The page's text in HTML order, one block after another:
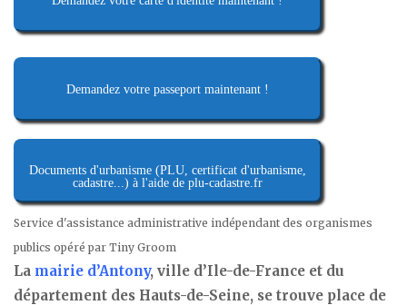
Demandez votre passeport maintenant !
Documents d'urbanisme (PLU, certificat d'urbanisme,
cadastre...) à l'aide de plu-cadastre.fr
Service d'assistance administrative indépendant des organismes
publics opéré par Tiny Groom
La mairie d’Antony, ville d’Ile-de-France et du
département des Hauts-de-Seine, se trouve place de